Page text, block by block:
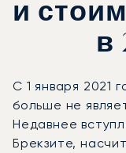
и
в
С 1 января 2021
больше не
Недавнее
Брекзите,